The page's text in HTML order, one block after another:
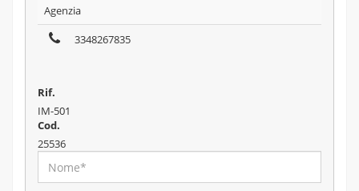
Agenzia
3348267835
Rif.
IM-501
Cod.
25536